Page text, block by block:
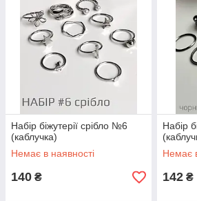
Набір біжутерії срібло №6
(каблучка)
Немає в наявності
140 ₴
Набір
Немає
142 ₴